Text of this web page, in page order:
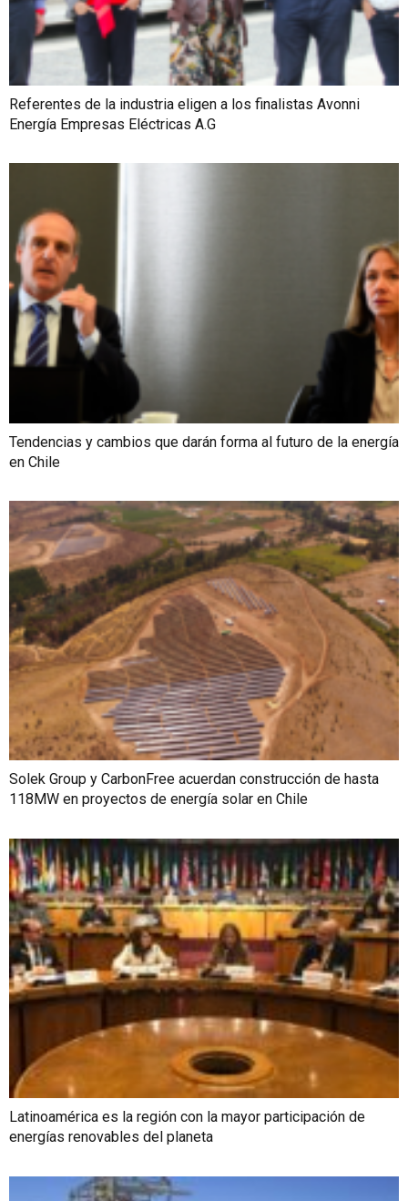
Referentes de la industria eligen a los finalistas Avonni
Energía Empresas Eléctricas A.G
Tendencias y cambios que darán forma al futuro de la energía
en Chile
Solek Group y CarbonFree acuerdan construcción de hasta
118MW en proyectos de energía solar en Chile
Latinoamérica es la región con la mayor participación de
energías renovables del planeta